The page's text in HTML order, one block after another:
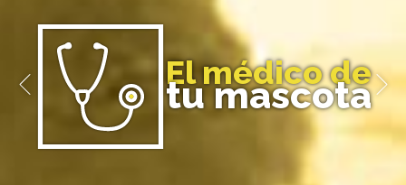
El médico de
tu mascota